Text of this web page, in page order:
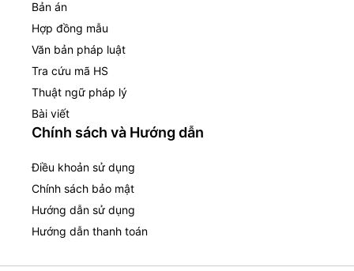
Bản án
Hợp đồng mẫu
Văn bản pháp luật
Tra cứu mã HS
Thuật ngữ pháp lý
Bài viết
Chính sách và Hướng dẫn
Điều khoản sử dụng
Chính sách bảo mật
Hướng dẫn sử dụng
Hướng dẫn thanh toán